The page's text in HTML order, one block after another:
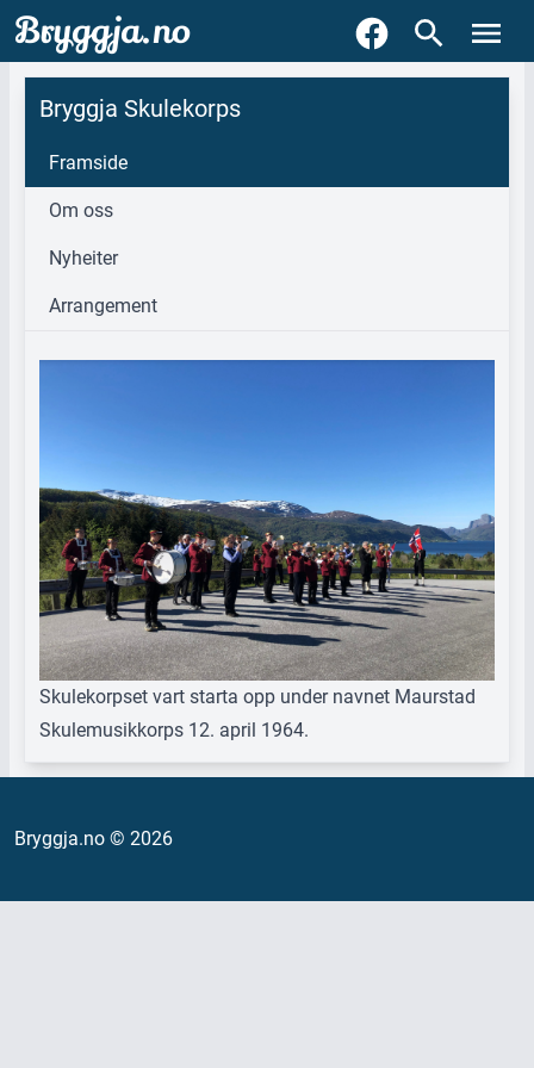
Bryggja.no
Bryggja Skulekorps
Framside
Om oss
Nyheiter
Arrangement
Skulekorpset vart starta opp under navnet Maurstad
Skulemusikkorps 12. april 1964.
Bryggja.no © 2026